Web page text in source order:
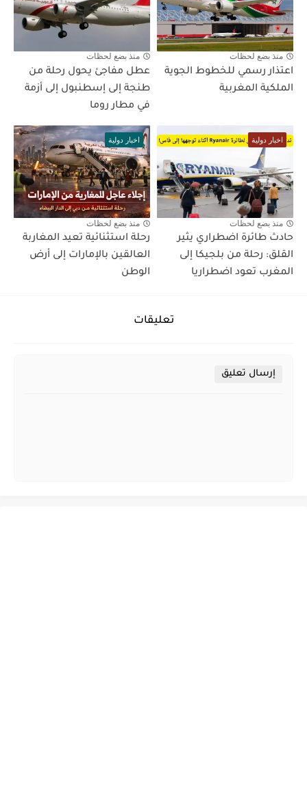
منذ بضع لحظات
اعتذار رسمي للخطوط الجوية
الملكية المغربية
منذ بضع لحظات
عطل مفاجئ يحول رحلة من
طنجة إلى إسطنبول إلى أزمة
في مطار روما
اخبار دولية
منذ بضع لحظات
حادث طائرة اضطراري يثير
القلق: رحلة من بلجيكا إلى
المغرب تعود اضطراريا
اخبار دولية
منذ بضع لحظات
رحلة استثنائية تعيد المغاربة
العالقين بالإمارات إلى أرض
الوطن
تعليقات
إرسال تعليق